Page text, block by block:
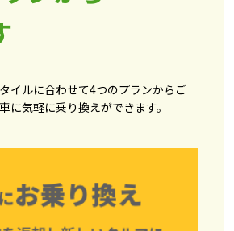
イルに合わせて4つのプランからご
に気軽に乗り換えができます。